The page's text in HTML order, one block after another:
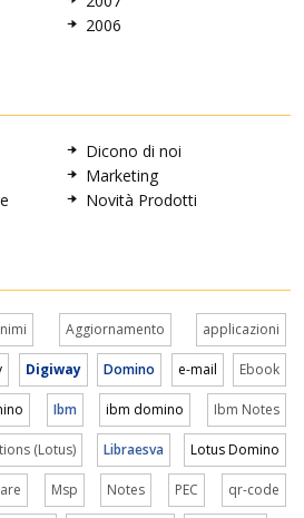
2006
Dicono di noi
Marketing
Novità Prodotti
Aggiornamento applicazioni
Digiway Domino e-mail Ebook
Ibm ibm domino Ibm Notes
(Lotus) Libraesva Lotus Domino
Msp Notes PEC qr-code